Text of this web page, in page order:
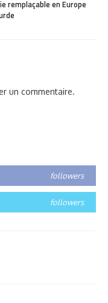
remplaçable en Europe
un commentaire.
followers
followers